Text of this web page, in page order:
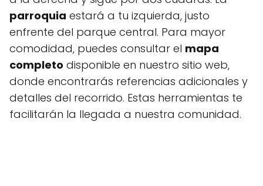
parroquia estará a tu izquierda, justo
enfrente del parque central. Para mayor
comodidad, puedes consultar el mapa
completo disponible en nuestro sitio web,
donde encontrarás referencias adicionales y
detalles del recorrido. Estas herramientas te
facilitarán la llegada a nuestra comunidad.